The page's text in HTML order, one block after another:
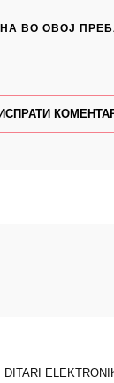
ВО ОВОЈ
DITARI